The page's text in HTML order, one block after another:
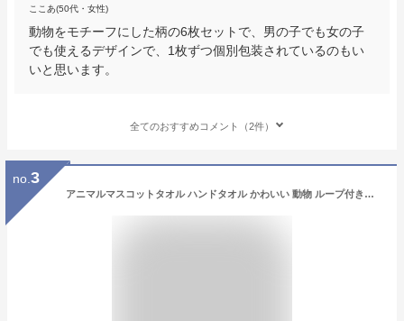
ここあ(50代・女性)
動物をモチーフにした柄の6枚セットで、男の子でも女の子
でも使えるデザインで、1枚ずつ個別包装されているのもい
いと思います。
全てのおすすめコメント（2件）
no. 3
アニマルマスコットタオル ハンドタオル かわいい 動物 ループ付きタオル 保育園 幼稚園 タオル 洗面所 ふわふわ やわらか パイル ハンドタオル 手拭き キッチン布巾 子供 ベビー 赤ちゃん 女の子 男の子 出産祝い ギフト 贈り物